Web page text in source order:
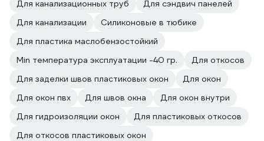
Для канализационных труб
Для сэндвич панелей
Для канализации
Силиконовые в тюбике
Для пластика маслобензостойкий
Min температура эксплуатации -40 гр.
Для откосов
Для заделки швов пластиковых окон
Для окон
Для окон пвх
Для швов окна
Для окон внутри
Для гидроизоляции окон
Для пластиковых откосов
Для откосов пластиковых окон